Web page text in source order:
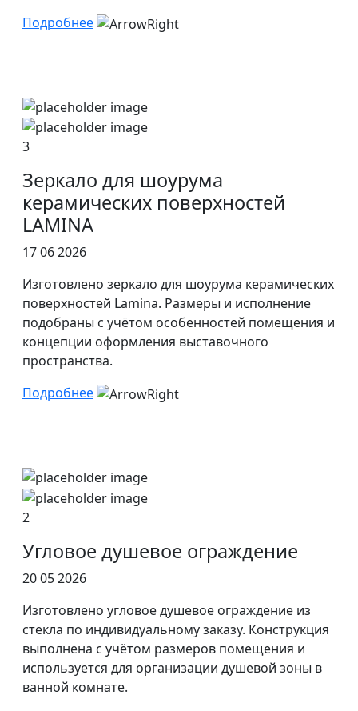
Подробнее
3
Зеркало для шоурума
керамических поверхностей
LAMINA
17 06 2026
Изготовлено зеркало для шоурума керамических
поверхностей Lamina. Размеры и исполнение
подобраны с учётом особенностей помещения и
концепции оформления выставочного
пространства.
Подробнее
2
Угловое душевое ограждение
20 05 2026
Изготовлено угловое душевое ограждение из
стекла по индивидуальному заказу. Конструкция
выполнена с учётом размеров помещения и
используется для организации душевой зоны в
ванной комнате.